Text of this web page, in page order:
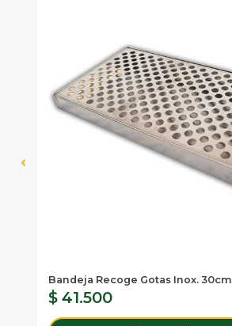
Bandeja Recoge Gotas Inox. 30cm
$ 41.500